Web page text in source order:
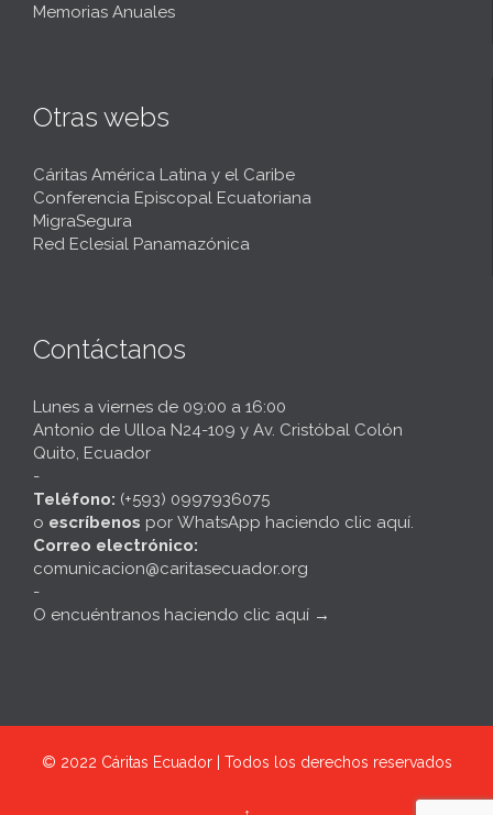
Memorias Anuales
Otras webs
Cáritas América Latina y el Caribe
Conferencia Episcopal Ecuatoriana
MigraSegura
Red Eclesial Panamazónica
Contáctanos
Lunes a viernes de 09:00 a 16:00
Antonio de Ulloa N24-109 y Av. Cristóbal Colón
Quito, Ecuador
-
Teléfono: (+593) 0997936075
o escríbenos por WhatsApp haciendo clic aquí
Correo electrónico:
comunicacion@caritasecuador.org
-
O encuéntranos haciendo clic aquí →
© 2022 Cáritas Ecuador | Todos los derechos reservados